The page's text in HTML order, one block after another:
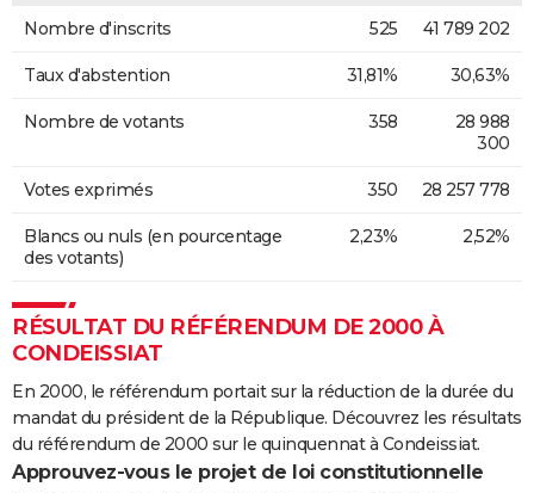
Nombre d'inscrits 525 41 789 202
Taux d'abstention 31,81% 30,63%
Nombre de votants 358
28 988
300
Votes exprimés 350 28 257 778
Blancs ou nuls (en pourcentage
des votants)
2,23% 2,52%
RÉSULTAT DU RÉFÉRENDUM DE 2000 À
CONDEISSIAT
En 2000, le référendum portait sur la réduction de la durée du
mandat du président de la République. Découvrez les résultats
du référendum de 2000 sur le quinquennat à Condeissiat.
Approuvez-vous le projet de loi constitutionnelle